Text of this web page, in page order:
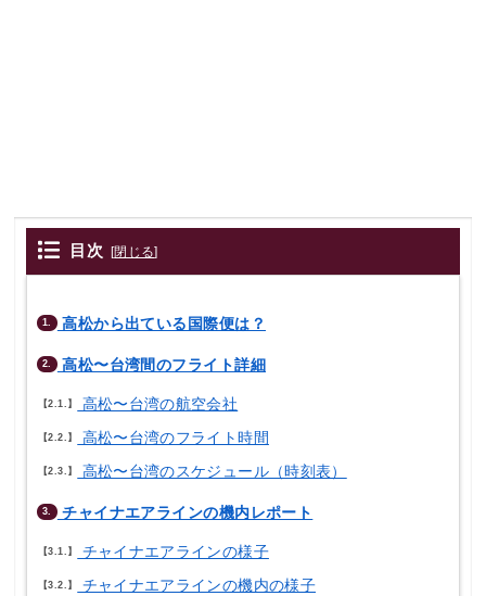
目次 [閉じる]
1. 高松から出ている国際便は？
2. 高松〜台湾間のフライト詳細
2.1. 高松〜台湾の航空会社
2.2. 高松〜台湾のフライト時間
2.3. 高松〜台湾のスケジュール（時刻表）
3. チャイナエアラインの機内レポート
3.1. チャイナエアラインの様子
3.2. チャイナエアラインの機内の様子